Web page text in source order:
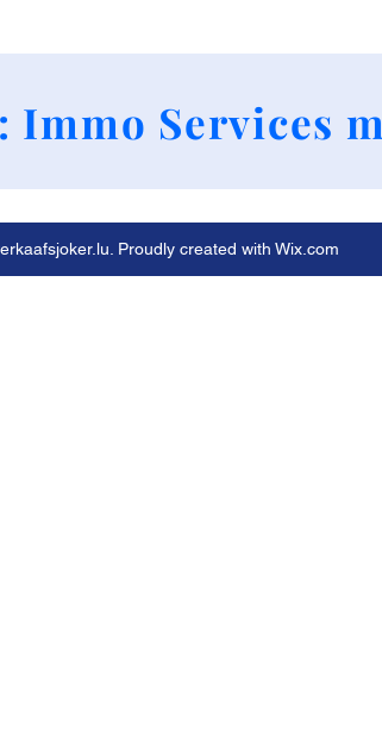
Services
Proudly created with Wix.com